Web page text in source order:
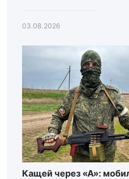
03.08.2026
Кащей через «А»: